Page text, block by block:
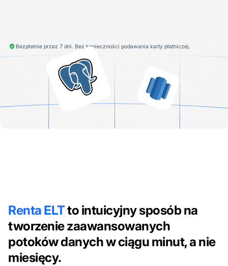
Bezpłatnie przez 7 dni. Bez konieczności podawania karty płatniczej.
Renta ELTto intuicyjny sposób na
tworzenie zaawansowanych
potoków danych w ciągu minut, a nie
miesięcy.